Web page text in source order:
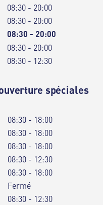
08:30 - 20:00
08:30 - 20:00
08:30 - 20:00
08:30 - 20:00
08:30 - 12:30
spéciales
08:30 - 18:00
08:30 - 18:00
08:30 - 18:00
08:30 - 12:30
08:30 - 18:00
Fermé
08:30 - 12:30